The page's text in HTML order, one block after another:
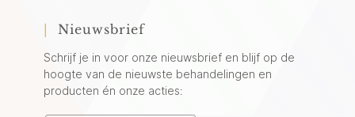
| Nieuwsbrief
Schrijf je in voor onze nieuwsbrief en blijf op de
hoogte van de nieuwste behandelingen en
producten én onze acties: